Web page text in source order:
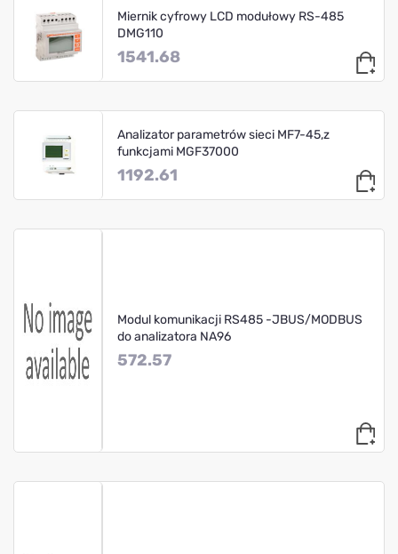
Miernik cyfrowy LCD modułowy RS-485
DMG110
1541.68
Analizator parametrów sieci MF7-45,z
funkcjami MGF37000
1192.61
Modul komunikacji RS485 -JBUS/MODBUS
do analizatora NA96
572.57